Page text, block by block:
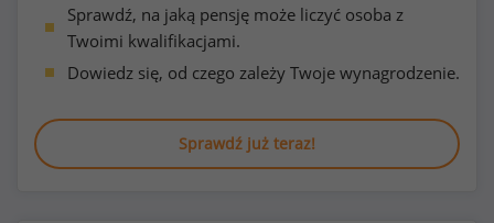
Sprawdź, na jaką pensję może liczyć osoba z
Twoimi kwalifikacjami.
Dowiedz się, od czego zależy Twoje wynagrodzenie.
Sprawdź już teraz!